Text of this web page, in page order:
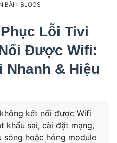
BÀI » BLOGS
Lỗi Tivi
Được Wifi:
Nhanh & Hiệu
kết nối được Wifi
khẩu sai, cài đặt mạng,
sóng hoặc hỏng module